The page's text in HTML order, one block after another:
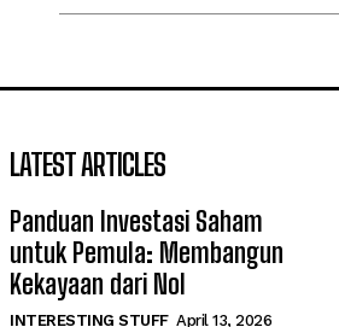
LATEST ARTICLES
Panduan Investasi Saham
untuk Pemula: Membangun
Kekayaan dari Nol
INTERESTING STUFF April 13, 2026